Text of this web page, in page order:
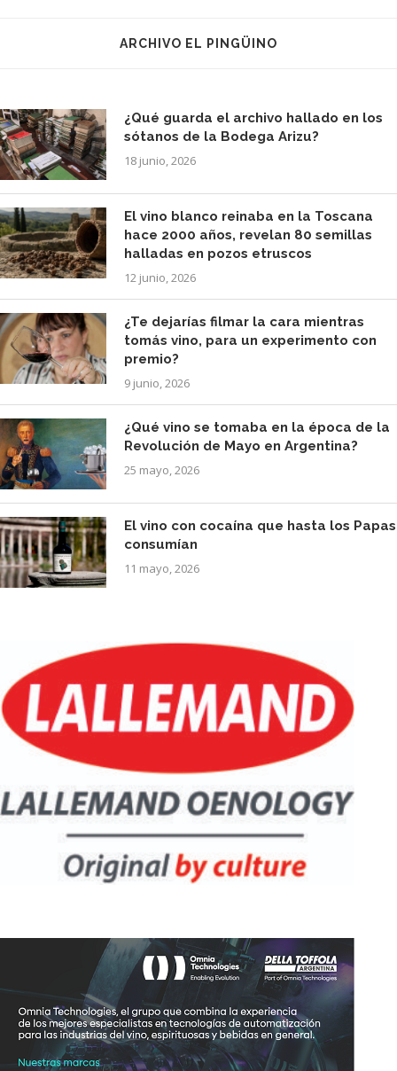
ARCHIVO EL PINGÜINO
¿Qué guarda el archivo hallado en los
sótanos de la Bodega Arizu?
18 junio, 2026
El vino blanco reinaba en la Toscana
hace 2000 años, revelan 80 semillas
halladas en pozos etruscos
12 junio, 2026
¿Te dejarías filmar la cara mientras
tomás vino, para un experimento con
premio?
9 junio, 2026
¿Qué vino se tomaba en la época de la
Revolución de Mayo en Argentina?
25 mayo, 2026
El vino con cocaína que hasta los Papas
consumían
11 mayo, 2026